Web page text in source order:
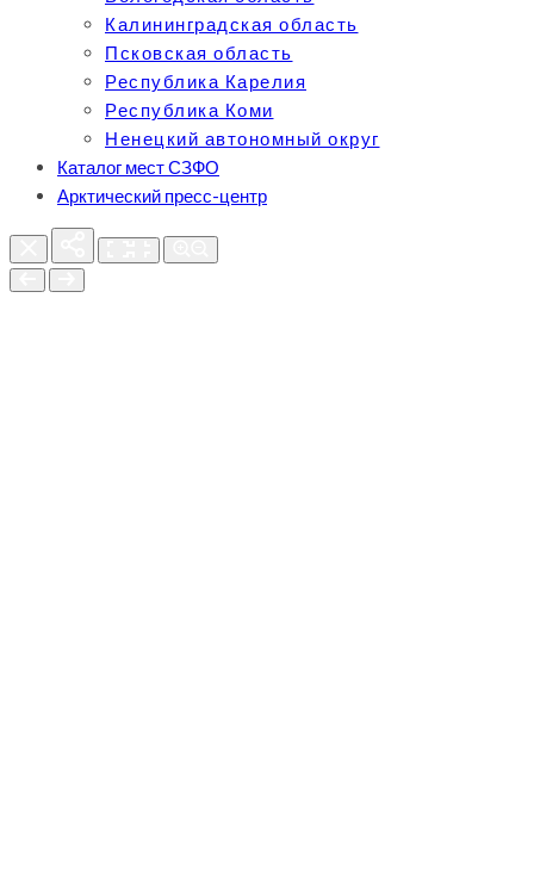
Калининградская область
Псковская область
Республика Карелия
Республика Коми
Ненецкий автономный округ
Каталог мест СЗФО
Арктический пресс-центр